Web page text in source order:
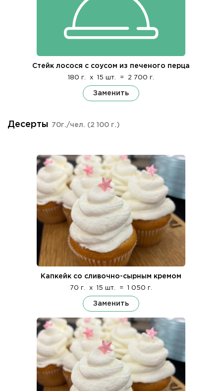
Стейк лосося с соусом из печеного перца
180 г. x 15 шт. = 2 700 г.
Заменить
Десерты 70г./чел. (2 100 г.)
Капкейк со сливочно-сырным кремом
70 г. x 15 шт. = 1 050 г.
Заменить